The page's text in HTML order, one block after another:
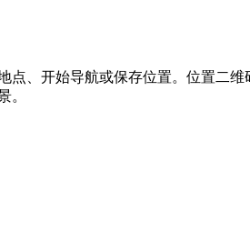
、开始导航或保存位置。位置二维
。